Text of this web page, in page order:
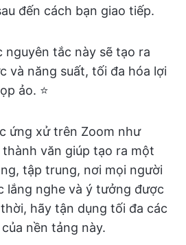
đến cách bạn giao tiếp.
nguyên tắc này sẽ tạo ra
và năng suất, tối đa hóa lợi
ảo. ⭐
ứng xử trên Zoom như
văn giúp tạo ra một
tập trung, nơi mọi người
lắng nghe và ý tưởng được
hãy tận dụng tối đa các
nền tảng này.